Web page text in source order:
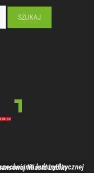
jest przy pomocy finansowej Miasta Lublin